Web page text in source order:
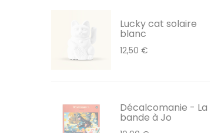
Lucky cat solaire
blanc
12,50 €
Décalcomanie - La
bande à Jo